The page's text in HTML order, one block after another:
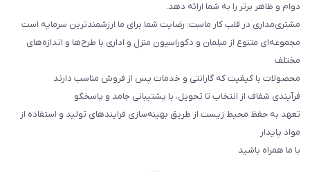
دوام و ظاهر برتر را به شما ارائه دهد.
مشتری‌مداری در قلب کار ماست: رضایت شما برای ما ارزشمندترین سرمایه است
مجموعه‌ای متنوع از مبلمان و دکوراسیون منزل و اداری با طرح‌ها و اندازه‌های
مختلف
محصولات با کیفیت که گارانتی و خدمات پس از فروش مناسب دارند
فرآیندی شفاف از انتخاب تا تحویل، با پشتیبانی جامد و پاسخگو
تعهد به حفظ محیط زیست از طریق بهینه‌سازی فرایندهای تولید و استفاده از
مواد پایدار
با ما همراه باشید